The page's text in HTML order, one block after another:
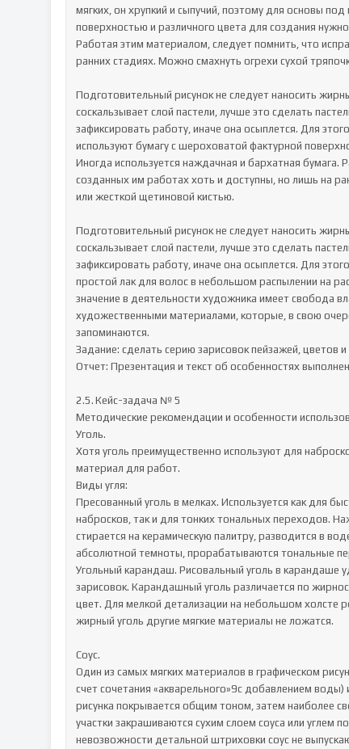
мягких, он хрупкий и сыпучий, поэтому для основы
поверхностью и различного цвета для создания
Работая этим материалом, следует помнить, что
ранних стадиях. Можно смахнуть огрехи сухой
Подготовительный рисунок не следует наносить
соскальзывает слой пастели, лучше это сделать
зафиксировать работу, иначе она осыплется. Для
используют бумагу с шероховатой фактурной
Иногда используется наждачная и бархатная бумага.
созданных им работах хоть и доступны, но лишь на
или жесткой щетиновой кистью.
Подготовительный рисунок не следует наносить
соскальзывает слой пастели, лучше это сделать
зафиксировать работу, иначе она осыплется. Для
простой лак для волос в небольшом распылении на
значение в деятельности художника имеет свобода
художественными материалами, которые, в свою
запоминаются.
Задание: сделать серию зарисовок пейзажей, цветов
Отчет: Презентация и текст об особенностях
2.5.	Кейс-задача № 5
Методические рекомендации и особенности
Уголь.
Хотя уголь преимущественно используют для
материал для работ.
Виды угля:
Пресованный уголь в мелках. Используется как для
набросков, так и для тонких тональных переходов.
стирается на керамическую палитру, разводится в
абсолютной темноты, прорабатываются тональные
Угольный карандаш. Рисовальный уголь в карандаше
зарисовок. Карандашный уголь различается по
цвет. Для мелкой детализации на небольшом холсте
жирный уголь другие мягкие материалы не ложатся.
Соус.
Один из самых мягких материалов в графическом
счет сочетания «акварельного»9с добавлением
рисунка покрывается общим тоном, затем наиболее
участки закрашиваются сухим слоем соуса или углем
невозвожности детальной штриховки соус не